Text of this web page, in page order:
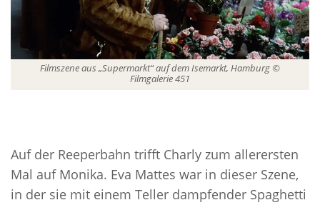
Filmszene aus „Supermarkt“ auf dem Isemarkt, Hamburg ©
Filmgalerie 451
Auf der Reeperbahn trifft Charly zum allerersten
Mal auf Monika. Eva Mattes war in dieser Szene,
in der sie mit einem Teller dampfender Spaghetti